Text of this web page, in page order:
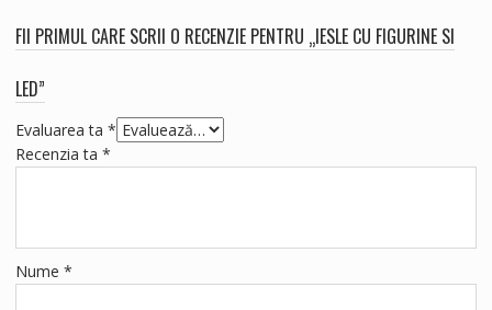
FII PRIMUL CARE SCRII O RECENZIE PENTRU „IESLE CU FIGURINE SI
LED”
Evaluarea ta *
Recenzia ta *
Nume *